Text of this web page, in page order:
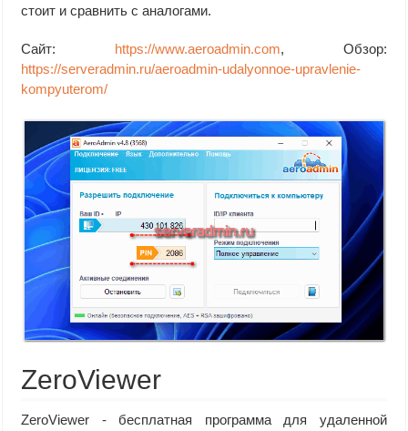
стоит и сравнить с аналогами.
Сайт: https://www.aeroadmin.com, Обзор:
https://serveradmin.ru/aeroadmin-udalyonnoe-upravlenie-
kompyuterom/
ZeroViewer
ZeroViewer - бесплатная программа для удаленной